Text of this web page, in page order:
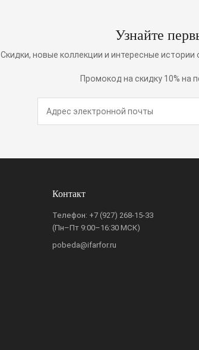
Узнайте
Скидки, новые коллекции и интересные
Промокод на скидку 10% на
Контакт
Телефон: +7 (927) 268-15-33
(Пн–Пт 9:00–16:30 МСК)
pobeda@ifarfor.ru